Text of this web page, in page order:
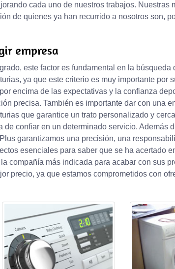
cada uno de nuestros trabajos. Nuestras
de quienes ya han recurrido a nosotros son,
empresa
este factor es fundamental en la búsqueda
ya que este criterio es muy importante por
encima de las expectativas y la confianza
precisa. También es importante dar con una
que garantice un trato personalizado y
de confiar en un determinado servicio. Además
garantizamos una precisión, una
esenciales para saber que se ha acertado
compañía más indicada para acabar con sus
precio, ya que estamos comprometidos con